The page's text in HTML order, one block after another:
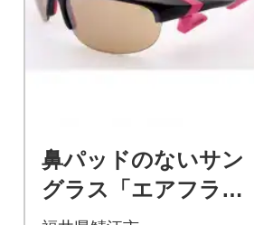
鼻パッドのないサン
グラス「エアフラ
イ」AF-102 C-5S ブ